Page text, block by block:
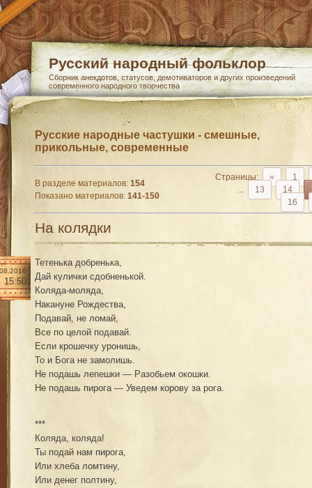
Русский народный фольклор
Сборник анекдотов, статусов, демотиваторов и других произведений
современного народного творчества
Русские народные частушки - смешные,
прикольные, современные
В разделе материалов: 154
Показано материалов: 141-150
Страницы: «
1
...
13 14
16
На колядки
15:50
Тетенька добренька,
Дай кулички сдобненькой.
Коляда-моляда,
Накануне Рождества,
Подавай, не ломай,
Все по целой подавай.
Если крошечку уронишь,
То и Бога не замолишь.
Не подашь лепешки — Разобьем окошки.
Не подашь пирога — Уведем корову за рога.
***
Коляда, коляда!
Ты подай нам пирога,
Или хлеба ломтину,
Или денег полтину,